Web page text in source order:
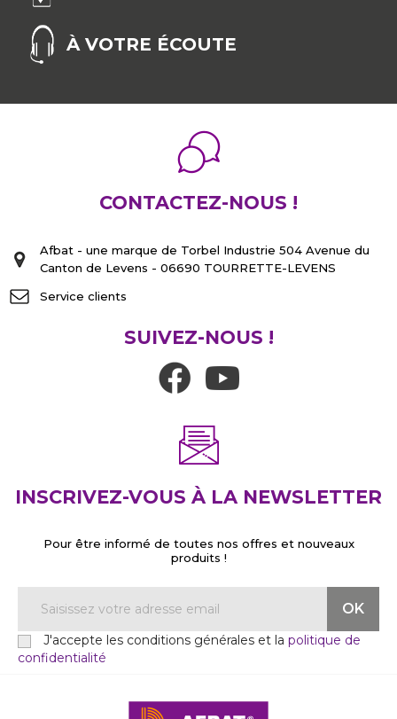
À VOTRE ÉCOUTE
CONTACTEZ-NOUS !
Afbat - une marque de Torbel Industrie 504 Avenue du
Canton de Levens - 06690 TOURRETTE-LEVENS
Service clients
SUIVEZ-NOUS !
INSCRIVEZ-VOUS À LA NEWSLETTER
Pour être informé de toutes nos offres et nouveaux
produits !
J'accepte les conditions générales et la politique de
confidentialité